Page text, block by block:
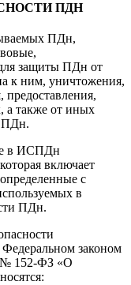
ПДН
ПДн,
защиты ПДн от
к ним, уничтожения,
предоставления,
а также от иных
ПДн.
в ИСПДн
включает
с
в
ПДн.
законом
№ 152-ФЗ «О